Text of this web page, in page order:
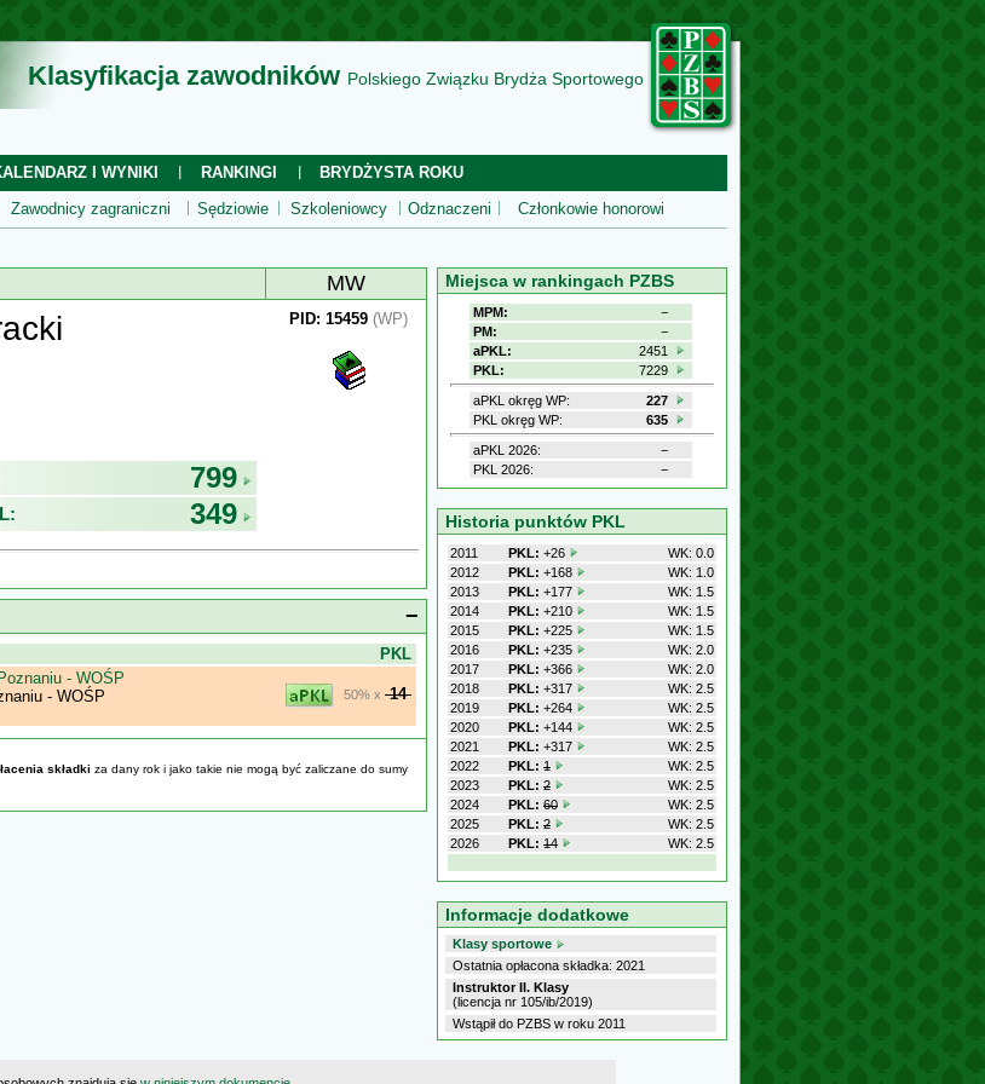
Klasyfikacja zawodników Polskiego Związku Brydża Sportowego
I WYNIKI RANKINGI
BRYDŻYSTA ROKU
Zawodnicy zagraniczni Sędziowie Szkoleniowcy Odznaczeni Członkowie honorowi
MW
799
349
PID: 15459 (WP)
−
PKL
- WOŚP
- WOŚP
50% x 14
składki za dany rok i jako takie nie mogą być zaliczane do sumy
Miejsca w rankingach PZBS
MPM:
−
PM:
−
aPKL:
2451
PKL:
7229
aPKL okręg WP:
227
PKL okręg WP:
635
aPKL 2026:
−
PKL 2026:
−
Historia punktów PKL
2011 PKL: +26
WK: 0.0
2012
PKL: +168
WK: 1.0
2013
PKL: +177
WK: 1.5
2014
PKL: +210
WK: 1.5
2015
PKL: +225
WK: 1.5
2016
PKL: +235
WK: 2.0
2017
PKL: +366
WK: 2.0
2018
PKL: +317
WK: 2.5
2019
PKL: +264
WK: 2.5
2020
PKL: +144
WK: 2.5
2021
PKL: +317
WK: 2.5
2022
PKL: 1
WK: 2.5
2023
PKL: 2
WK: 2.5
2024
PKL: 60
WK: 2.5
2025
PKL: 2
WK: 2.5
2026
PKL: 14 WK: 2.5
Informacje dodatkowe
Klasy sportowe
Ostatnia opłacona składka: 2021
Instruktor II. Klasy
(licencja nr 105/ib/2019)
Wstąpił do PZBS w roku 2011